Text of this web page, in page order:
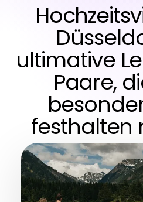
ultimative
Paare,
festhalten